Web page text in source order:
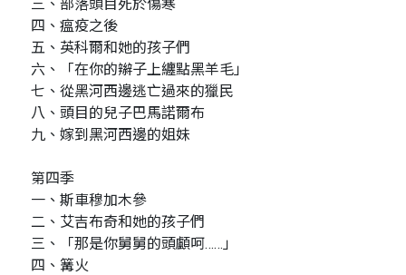
三、部落頭目死於傷寒
四、瘟疫之後
五、英科爾和她的孩子們
六、「在你的辮子上纏點黑羊毛」
七、從黑河西邊逃亡過來的獵民
八、頭目的兒子巴馬諾爾布
九、嫁到黑河西邊的姐妹
第四季
一、斯車穆加木參
二、艾吉布奇和她的孩子們
三、「那是你舅舅的頭顱呵……」
四、篝火